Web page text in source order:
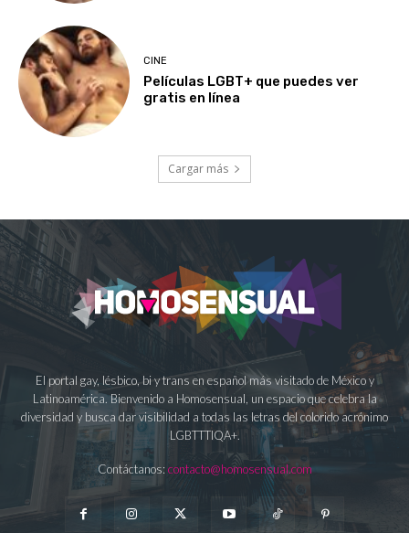
CINE
Películas LGBT+ que puedes ver
gratis en línea
Cargar más
El portal gay, lésbico, bi y trans en español más visitado de México y
Latinoamérica. Bienvenido a Homosensual, un espacio que celebra la
diversidad y busca dar visibilidad a todas las letras del colorido acrónimo
LGBTTTIQA+.
Contáctanos: contacto@homosensual.com